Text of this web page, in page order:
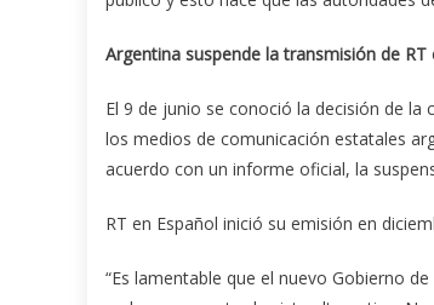
Argentina suspende la transmisión de RT
El 9 de junio se conoció la decisión de la
los medios de comunicación estatales
acuerdo con un informe oficial, la
RT en Español inició su emisión en
“Es lamentable que el nuevo Gobierno